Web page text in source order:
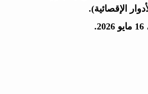
الإقصائية).